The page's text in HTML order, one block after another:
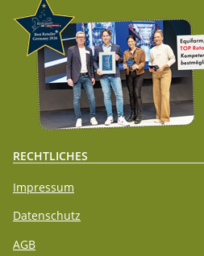
RECHTLICHES
Impressum
Datenschutz
AGB